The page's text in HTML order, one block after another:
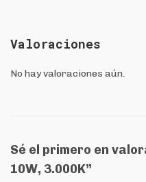
Valoraciones
No hay valoraciones aún.
Sé el primero en
10W, 3.000K”